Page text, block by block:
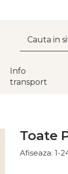
Info
transport
Toate
Afiseaza: 1-